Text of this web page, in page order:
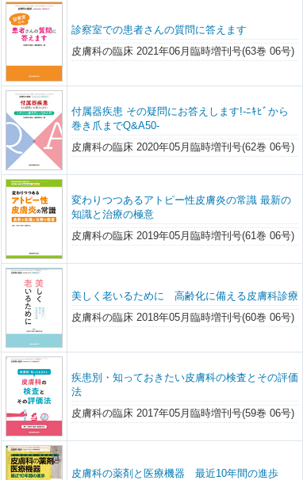
診察室での患者さんの質問に答えます
皮膚科の臨床 2021年06月臨時増刊号(63巻 06号)
付属器疾患 その疑問にお答えします!-ﾆｷﾋﾞから
巻き爪までQ&A50-
皮膚科の臨床 2020年05月臨時増刊号(62巻 06号)
変わりつつあるアトピー性皮膚炎の常識 最新の
知識と治療の極意
皮膚科の臨床 2019年05月臨時増刊号(61巻 06号)
美しく老いるために 高齢化に備える皮膚科診療
皮膚科の臨床 2018年05月臨時増刊号(60巻 06号)
疾患別・知っておきたい皮膚科の検査とその評価
法
皮膚科の臨床 2017年05月臨時増刊号(59巻 06号)
皮膚科の薬剤と医療機器 最近10年間の進歩